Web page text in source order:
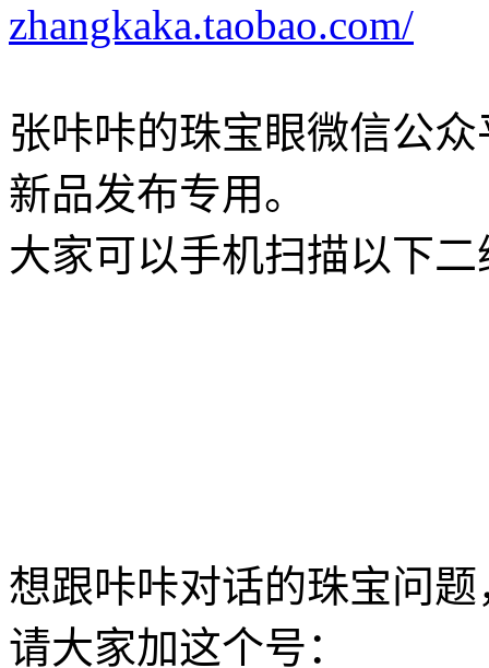
zhangkaka.taobao.com/
张咔咔的珠宝眼微信公
新品发布专用。
大家可以手机扫描以下
想跟咔咔对话的珠宝问题
请大家加这个号：